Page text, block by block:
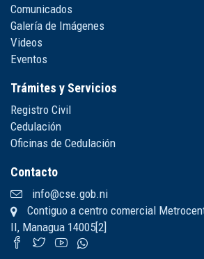
Comunicados
Galería de Imágenes
Videos
Eventos
Trámites y Servicios
Registro Civil
Cedulación
Oficinas de Cedulación
Contacto
info@cse.gob.ni
Contiguo a centro comercial
II, Managua 14005[2]